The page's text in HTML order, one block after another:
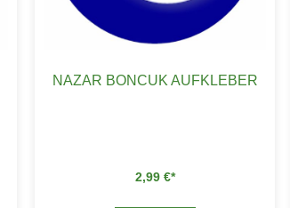
NAZAR BONCUK AUFKLEBER
2,99 €